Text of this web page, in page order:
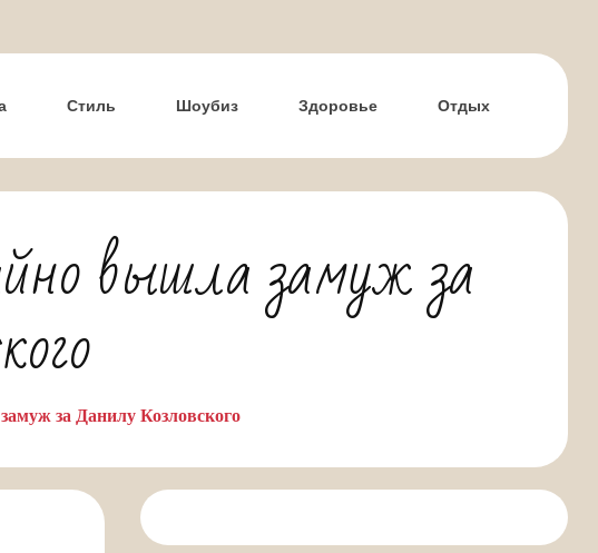
Стиль Шоубиз Здоровье Отдых
вышла замуж за
за Данилу Козловского